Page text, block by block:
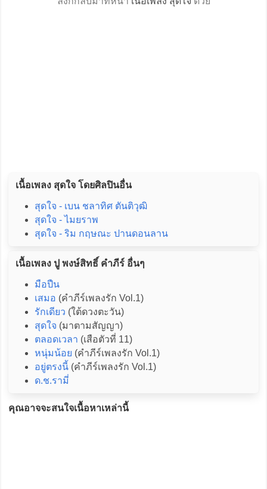
เนื้อเพลง สุดใจ โดยศิลปินอื่น
สุดใจ - เบน ชลาทิศ ตันติวุฒิ
สุดใจ - ไมยราพ
สุดใจ - ริม กฤษณะ ปานดอนลาน
เนื้อเพลง ปู พงษ์สิทธิ์ คำภีร์ อื่นๆ
มือปืน
เสมอ (คำภีร์เพลงรัก Vol.1)
รักเดียว (ใต้ดวงตะวัน)
สุดใจ (มาตามสัญญา)
ตลอดเวลา (เสือตัวที่ 11)
หนุ่มน้อย (คำภีร์เพลงรัก Vol.1)
อยู่ตรงนี้(คำภีร์เพลงรัก Vol.1)
ด.ช.รามี่
คุณอาจจะสนใจเนื้อหาเหล่านี้